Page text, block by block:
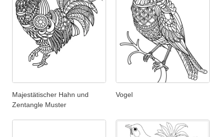
Majestätischer Hahn und
Zentangle Muster
Vogel